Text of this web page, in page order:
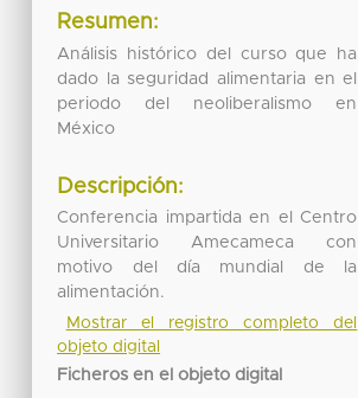
Resumen:
Análisis histórico del curso que ha
dado la seguridad alimentaria en el
periodo del neoliberalismo en
México
Descripción:
Conferencia impartida en el Centro
Universitario Amecameca con
motivo del día mundial de la
alimentación.
Mostrar el registro completo del
objeto digital
Ficheros en el objeto digital